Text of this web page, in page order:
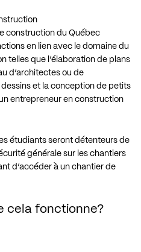
construction du Québec
en lien avec le domaine du
telles que l’élaboration de plans
d’architectes ou de
et la conception de petits
entrepreneur en construction
étudiants seront détenteurs de
générale sur les chantiers
d’accéder à un chantier de
cela fonctionne?